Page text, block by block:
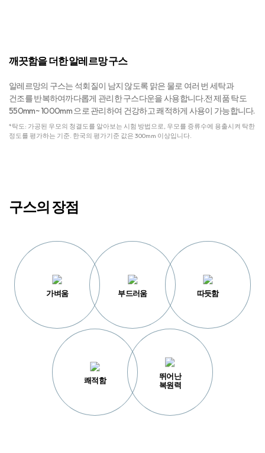
깨끗함을 더한 알레르망 구스​
알레르망의 구스는 석회질이 남지 않도록 맑은 물로 여러 번 세탁과
건조를 반복하여​까다롭게 관리한 구스다운을 사용합니다.​전 제품 탁도
550mm~ 1000mm 으로 관리하여 건강하고 쾌적하게 사용이 가능합니다.
*탁도: 가공된 우모의 청결도를 알아보는 시험 방법으로, 우모를 증류수에 용출시켜 탁한
정도를 평가하는 기준. 한국의 평가기준 값은 300mm 이상입니다.​​
구스의 장점
가벼움 부드러움 따듯함
쾌적함
뛰어난
복원력